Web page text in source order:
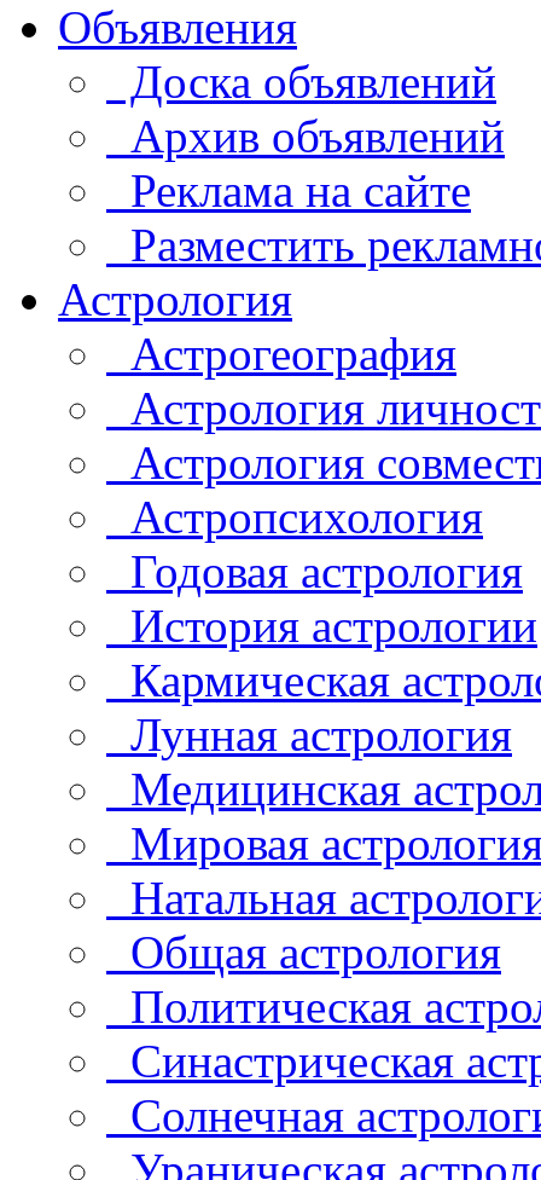
Объявления
Доска объявлений
Архив объявлений
Реклама на сайте
Разместить
Астрология
Астрогеография
Астрология
Астрология
Астропсихология
Годовая астрология
История астрологии
Кармическая
Лунная астрология
Медицинская
Мировая
Натальная
Общая астрология
Политическая
Синастрическая
Солнечная